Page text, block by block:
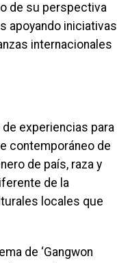
de su perspectiva
apoyando iniciativas
internacionales
experiencias para
contemporáneo de
de país, raza y
de la
locales que
de ‘Gangwon